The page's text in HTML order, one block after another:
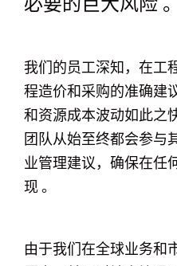
必要的巨大风险 。
我们的员工深知，在工
程造价和采购的准确
和资源成本波动如此之
团队从始至终都会参与
业管理建议，确保在任
现 。
由于我们在全球业务和